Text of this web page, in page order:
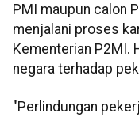
PMI maupun calon
menjalani proses
Kementerian P2MI.
negara terhadap
"Perlindungan